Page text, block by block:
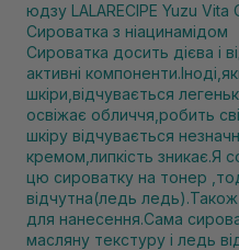
юдзу LALARECIPE Yuzu
Сироватка з ніацинамідом
Сироватка досить дієва і
активні
шкіри,відчувається
освіжає обличчя,робить
шкіру відчувається
кремом,липкість зникає.Я
цю сироватку на тонер
відчутна(ледь
для нанесення.Сама
масляну текстуру і ледь